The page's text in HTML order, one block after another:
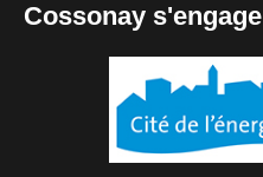
Cossonay s'engage